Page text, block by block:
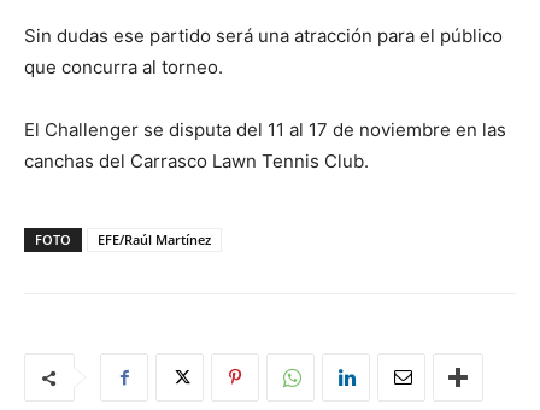
Sin dudas ese partido será una atracción para el público
que concurra al torneo.
El Challenger se disputa del 11 al 17 de noviembre en las
canchas del Carrasco Lawn Tennis Club.
FOTO EFE/Raúl Martínez